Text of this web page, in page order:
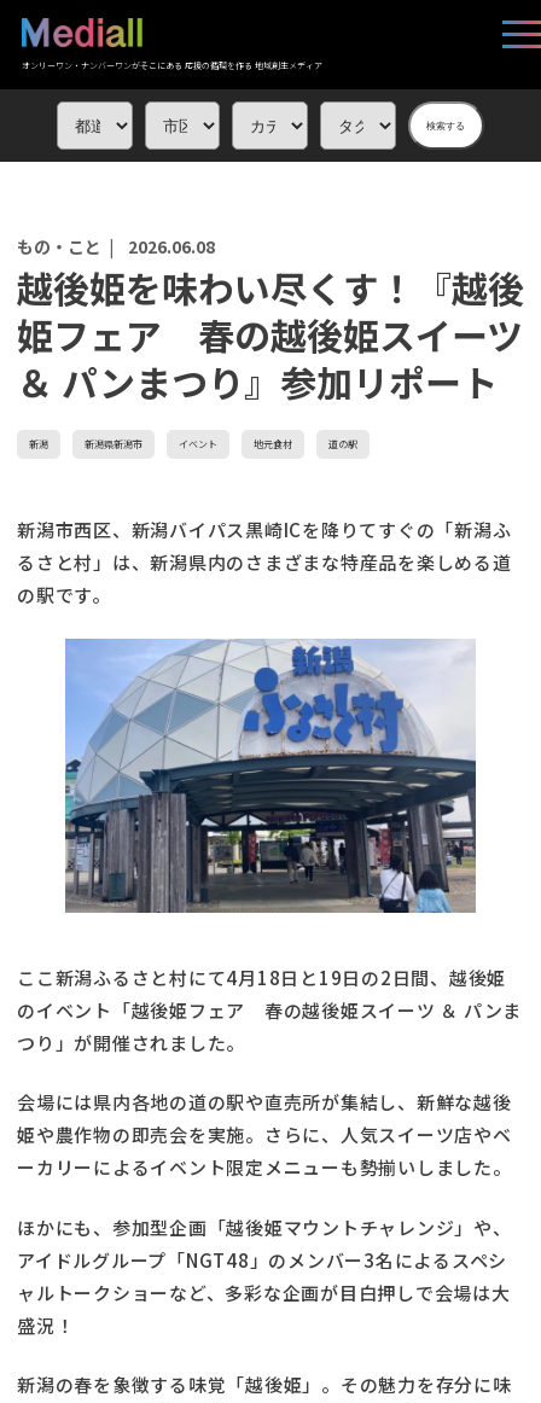
オンリーワン・ナンバーワンがそこにある 応援の循環を作る 地域創生メディア
検索する
もの・こと | 2026.06.08
越後姫を味わい尽くす！『越後
姫フェア 春の越後姫スイーツ
＆ パンまつり』参加リポート
新潟 新潟県新潟市 イベント 地元食材 道の駅
新潟市西区、新潟バイパス黒崎ICを降りてすぐの「新潟ふ
るさと村」は、新潟県内のさまざまな特産品を楽しめる道
の駅です。
ここ新潟ふるさと村にて4月18日と19日の2日間、越後姫
のイベント「越後姫フェア 春の越後姫スイーツ ＆ パンま
つり」が開催されました。
会場には県内各地の道の駅や直売所が集結し、新鮮な越後
姫や農作物の即売会を実施。さらに、人気スイーツ店やベ
ーカリーによるイベント限定メニューも勢揃いしました。
ほかにも、参加型企画「越後姫マウントチャレンジ」や、
アイドルグループ「NGT48」のメンバー3名によるスペシ
ャルトークショーなど、多彩な企画が目白押しで会場は大
盛況！
新潟の春を象徴する味覚「越後姫」。その魅力を存分に味